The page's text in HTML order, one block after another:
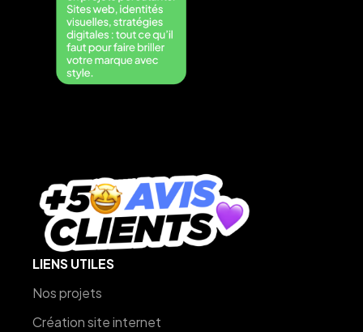
LIENS UTILES
Nos projets
Création site internet